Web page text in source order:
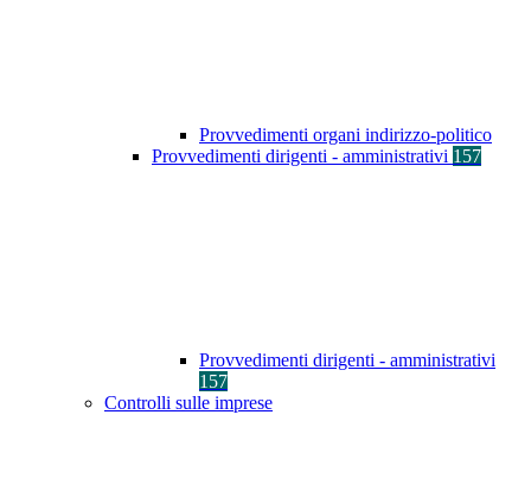
Provvedimenti organi indirizzo-politico
Provvedimenti dirigenti - amministrativi 157
Provvedimenti dirigenti - amministrativi
157
Controlli sulle imprese